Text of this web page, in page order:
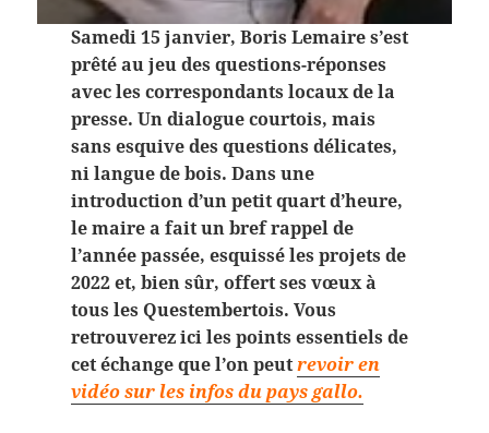
Samedi 15 janvier, Boris Lemaire s’est
prêté au jeu des questions-réponses
avec les correspondants locaux de la
presse. Un dialogue courtois, mais
sans esquive des questions délicates,
ni langue de bois. Dans une
introduction d’un petit quart d’heure,
le maire a fait un bref rappel de
l’année passée, esquissé les projets de
2022 et, bien sûr, offert ses vœux à
tous les Questembertois. Vous
retrouverez ici les points essentiels de
cet échange que l’on peutrevoir en
vidéo sur les infos du pays gallo.